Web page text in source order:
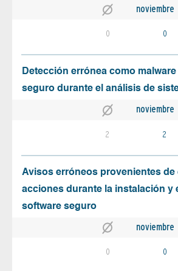
noviembre
0 0
Detección errónea como
seguro durante el análisis de
noviembre
2 2
Avisos erróneos provenientes de
acciones durante la instalación y
software seguro
noviembre
0 0